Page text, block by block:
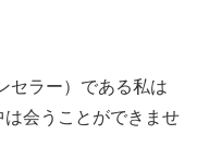
セラー）である私は
会うことができませ